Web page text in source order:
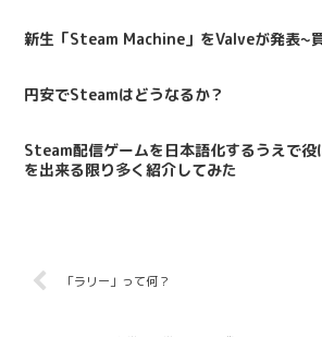
新生「Steam Machine」をValveが発表~
円安でSteamはどうなるか？
Steam配信ゲームを日本語化するうえで役
を出来る限り多く紹介してみた
「ラリー」って何？